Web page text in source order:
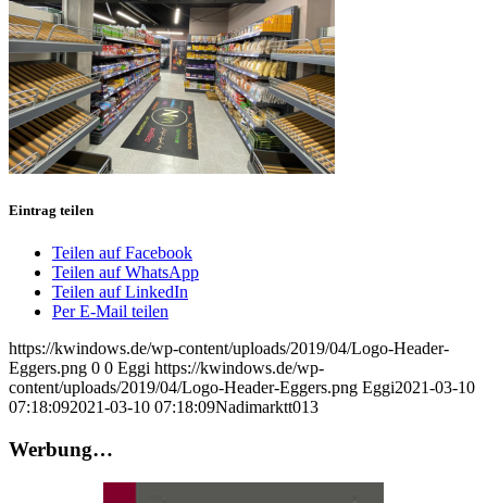
Eintrag teilen
Teilen auf Facebook
Teilen auf WhatsApp
Teilen auf LinkedIn
Per E-Mail teilen
https://kwindows.de/wp-content/uploads/2019/04/Logo-Header-
Eggers.png 0 0 Eggi https://kwindows.de/wp-
content/uploads/2019/04/Logo-Header-Eggers.png Eggi2021-03-10
07:18:092021-03-10 07:18:09Nadimarktt013
Werbung…